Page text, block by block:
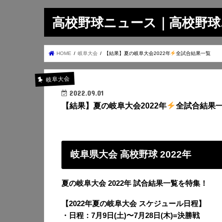
高校野球ニュース｜高校野
HOME 岐阜大会 【結果】夏の岐阜大会2022年 全試合結果一覧
岐阜大会
2022.09.01
【結果】夏の岐阜大会2022年 全試合結果
岐阜県大会 高校野球 2022年
夏の岐阜大会 2022年 試合結果一覧を特集！
【2022年夏の岐阜大会 スケジュール日程】
・日程：7月9日(土)〜7月28日(木)=決勝戦